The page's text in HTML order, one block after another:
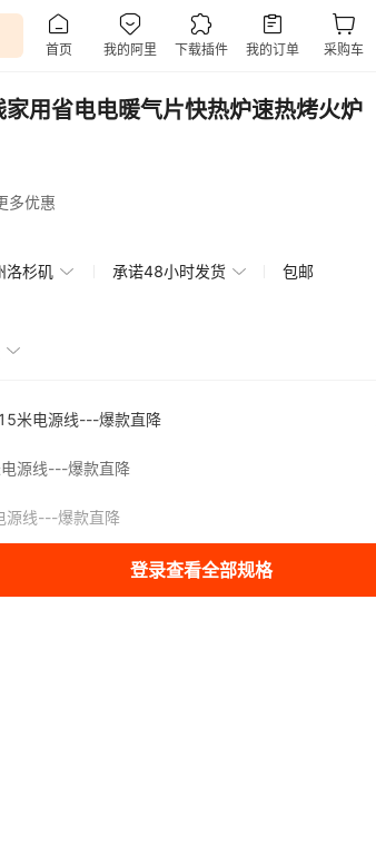
用省电电暖气片快热炉速热烤火炉
多优惠
洛杉矶 承诺48小时发货 包邮
米电源线---爆款直降
源线---爆款直降
源线---爆款直降
登录查看全部规格